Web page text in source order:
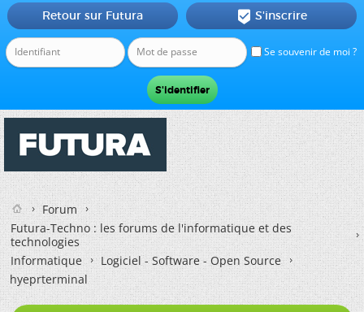
Se souvenir de moi ?
Retour sur Futura  S'inscrire
Forum
Futura-Techno : les forums de l'informatique et des
technologies
Informatique
Logiciel - Software - Open Source
hyeprterminal